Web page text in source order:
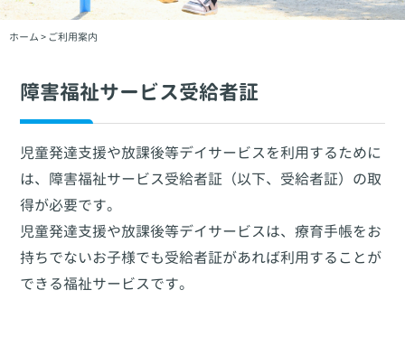
ホーム > ご利用案内
障害福祉サービス受給者証
児童発達支援や放課後等デイサービスを利用するために
は、障害福祉サービス受給者証（以下、受給者証）の取
得が必要です。
児童発達支援や放課後等デイサービスは、療育手帳をお
持ちでないお子様でも受給者証があれば利用することが
できる福祉サービスです。